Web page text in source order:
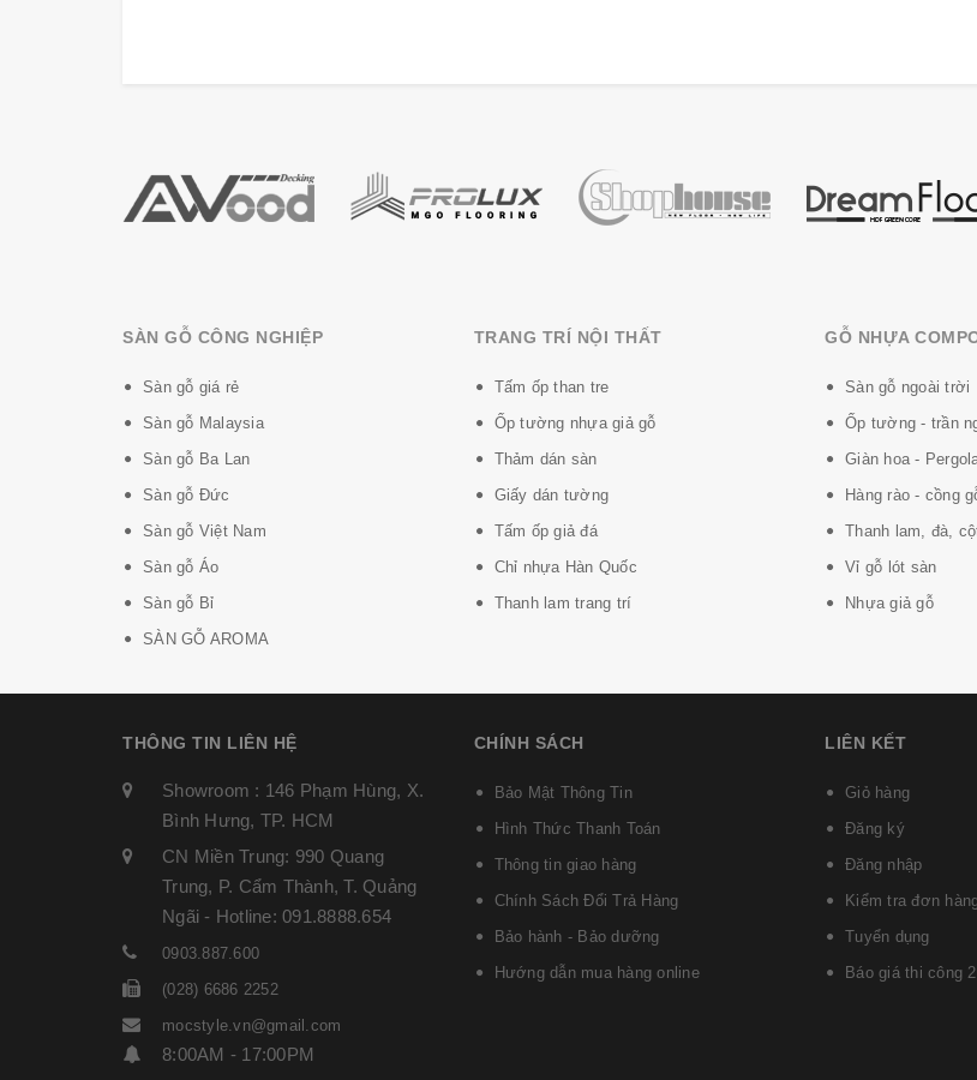
SÀN GỖ CÔNG NGHIỆP
Sàn gỗ giá rẻ
Sàn gỗ Malaysia
Sàn gỗ Ba Lan
Sàn gỗ Đức
Sàn gỗ Việt Nam
Sàn gỗ Áo
Sàn gỗ Bỉ
SÀN GỖ AROMA
TRANG TRÍ NỘI THẤT
Tấm ốp than tre
Ốp tường nhựa giả gỗ
Thảm dán sàn
Giấy dán tường
Tấm ốp giả đá
Chỉ nhựa Hàn Quốc
Thanh lam trang trí
GỖ NHỰA
Sàn gỗ ngoài trời
Ốp tường - trần
Giàn hoa -
Hàng rào - cồng
Thanh lam, đà,
Vỉ gỗ lót sàn
Nhựa giả gỗ
THÔNG TIN LIÊN HỆ
Showroom : 146 Phạm Hùng, X.
Bình Hưng, TP. HCM
CN Miền Trung: 990 Quang
Trung, P. Cẩm Thành, T. Quảng
Ngãi - Hotline: 091.8888.654
0903.887.600
(028) 6686 2252
mocstyle.vn@gmail.com
8:00AM - 17:00PM
CHÍNH SÁCH
Bảo Mật Thông Tin
Hình Thức Thanh Toán
Thông tin giao hàng
Chính Sách Đổi Trả Hàng
Bảo hành - Bảo dưỡng
Hướng dẫn mua hàng online
LIÊN KẾT
Giỏ hàng
Đăng ký
Đăng nhập
Kiểm tra đơn
Tuyển dụng
Báo giá thi công